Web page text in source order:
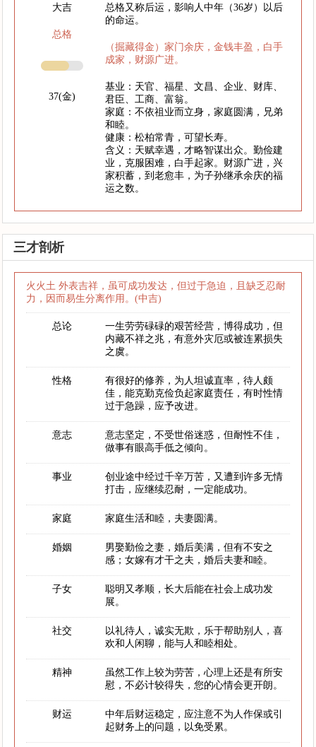
大吉
总格
37(金)
总格又称后运，影响人中年（36岁）以后
的命运。
（掘藏得金）家门余庆，金钱丰盈，白手
成家，财源广进。
基业：天官、福星、文昌、企业、财库、
君臣、工商、富翁。
家庭：不依祖业而立身，家庭圆满，兄弟
和睦。
健康：松柏常青，可望长寿。
含义：天赋幸遇，才略智谋出众。勤俭建
业，克服困难，白手起家。财源广进，兴
家积蓄，到老愈丰，为子孙继承余庆的福
运之数。
三才剖析
火火土 外表吉祥，虽可成功发达，但过于急迫，且缺乏忍耐
力，因而易生分离作用。(中吉)
总论
一生劳劳碌碌的艰苦经营，博得成功，但
内藏不祥之兆，有意外灾厄或被连累损失
之虞。
性格
有很好的修养，为人坦诚直率，待人颇
佳，能克勤克俭负起家庭责任，有时性情
过于急躁，应予改进。
意志
意志坚定，不受世俗迷惑，但耐性不佳，
做事有眼高手低之倾向。
事业
创业途中经过千辛万苦，又遭到许多无情
打击，应继续忍耐，一定能成功。
家庭 家庭生活和睦，夫妻圆满。
婚姻
男娶勤俭之妻，婚后美满，但有不安之
感；女嫁有才干之夫，婚后夫妻和睦。
子女
聪明又孝顺，长大后能在社会上成功发
展。
社交
以礼待人，诚实无欺，乐于帮助别人，喜
欢和人闲聊，能与人和睦相处。
精神
虽然工作上较为劳苦，心理上还是有所安
慰，不必计较得失，您的心情会更开朗。
财运
中年后财运稳定，应注意不为人作保或引
起财务上的问题，以免受累。